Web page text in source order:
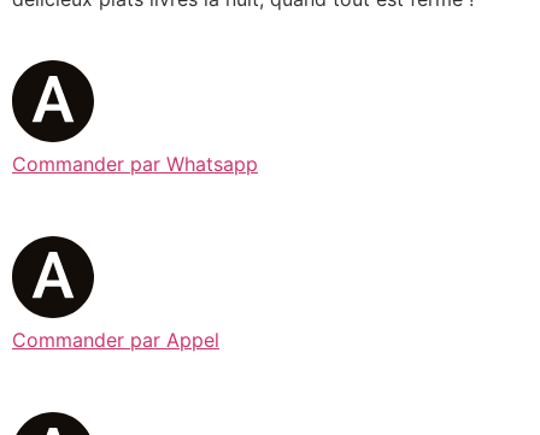
Commander par Whatsapp
Commander par Appel